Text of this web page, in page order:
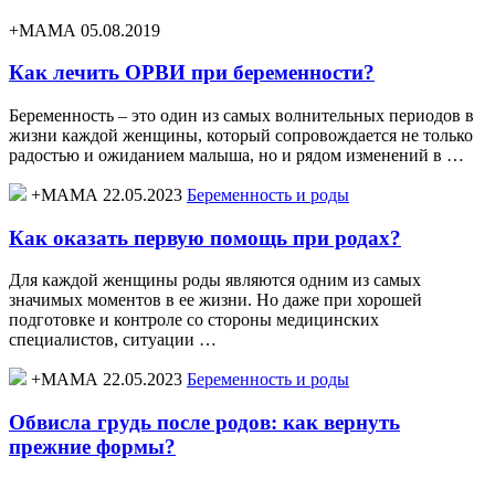
+МАМА 05.08.2019
Как лечить ОРВИ при беременности?
Беременность – это один из самых волнительных периодов в
жизни каждой женщины, который сопровождается не только
радостью и ожиданием малыша, но и рядом изменений в …
+МАМА 22.05.2023 Беременность и роды
Как оказать первую помощь при родах?
Для каждой женщины роды являются одним из самых
значимых моментов в ее жизни. Но даже при хорошей
подготовке и контроле со стороны медицинских
специалистов, ситуации …
+МАМА 22.05.2023 Беременность и роды
Обвисла грудь после родов: как вернуть
прежние формы?